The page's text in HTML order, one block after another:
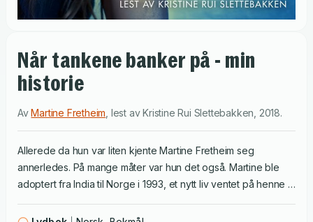
Når tankene banker på - min
historie
AvMartine Fretheim lest avKristine Rui Slettebakken 2018.
Allerede da hun var liten kjente Martine Fretheim seg
annerledes. På mange måter var hun det også. Martine ble
adoptert fra India til Norge i 1993, et nytt liv ventet på henne i
var bare en ting som var galt, hun klarte ikke å gripe noen av